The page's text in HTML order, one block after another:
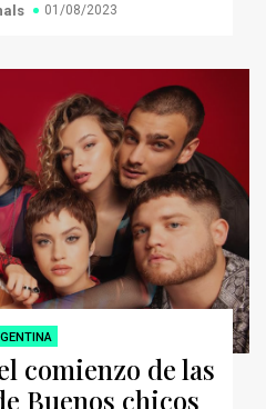
01/08/2023
comienzo de las
Buenos chicos